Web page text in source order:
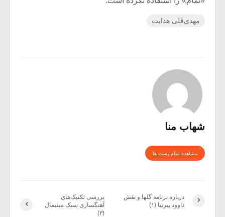
مهدی‌قلی هدایت
شهاب منا
مشاهده تمام پست ها
بررسی تکنیک‌های
آهنگسازی سبک مینیمال
(۳)
درباره برنامه گلها و نقش
داوود پیرنیا (۱)